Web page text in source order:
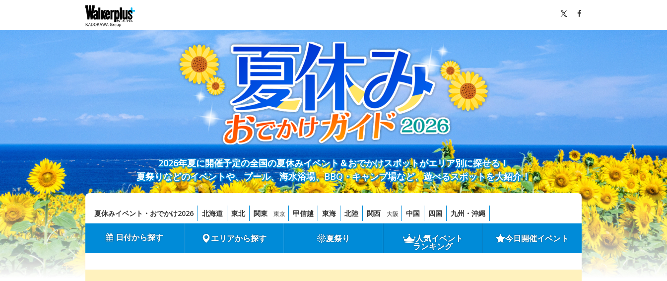
2026年夏に開催予定の全国の夏休みイベント＆おでかけスポットがエリア別に探せる！
夏祭りなどのイベントや、プール、海水浴場、BBQ・キャンプ場など、遊べるスポットを大紹介！
夏休みイベント・おでかけ2026 北海道 東北 関東 東京 甲信越 東海 北陸 関西 大阪 中国 四国 九州・沖縄
日付から探す エリアから探す 夏祭り 人気イベント
ランキング
今日開催イベント